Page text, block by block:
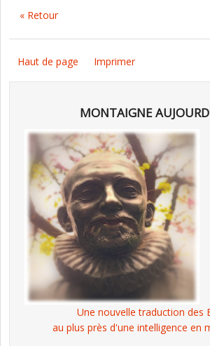
« Retour
Haut de page Imprimer
MONTAIGNE
Une nouvelle traduction des
au plus près d'une intelligence en